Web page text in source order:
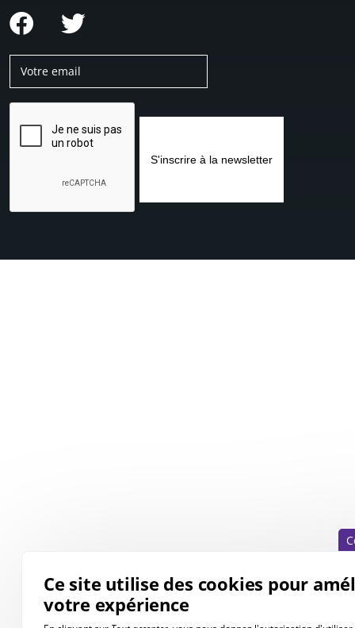
Ce site utilise des cookies pour
votre expérience